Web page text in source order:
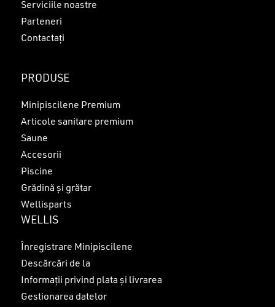
Serviciile noastre
Parteneri
Contactați
PRODUSE
Minipiscilene Premium
Articole sanitare premium
Saune
Accesorii
Piscine
Grădină și grătar
Wellisparts
WELLIS
Înregistrare Minipiscilene
Descărcări de la
Informații privind plata și livrarea
Gestionarea datelor